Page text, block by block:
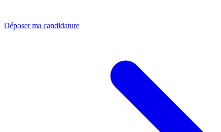
Déposer ma candidature